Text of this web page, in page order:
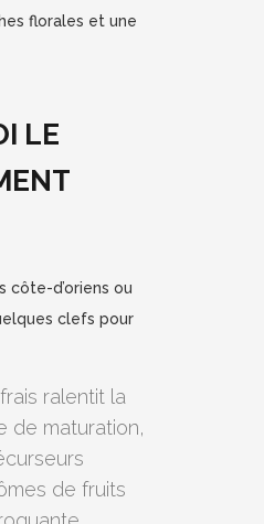
florales et une
LE
côte-d’oriens ou
clefs pour
ralentit la
de maturation,
de fruits